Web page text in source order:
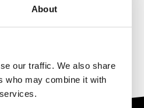
About
our traffic. We also share
who may combine it with
utile
utile
trick su salti,
durante
sia a terra.